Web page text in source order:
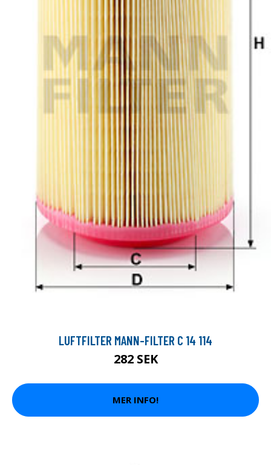
LUFTFILTER MANN-FILTER C 14 114
282 SEK
MER INFO!